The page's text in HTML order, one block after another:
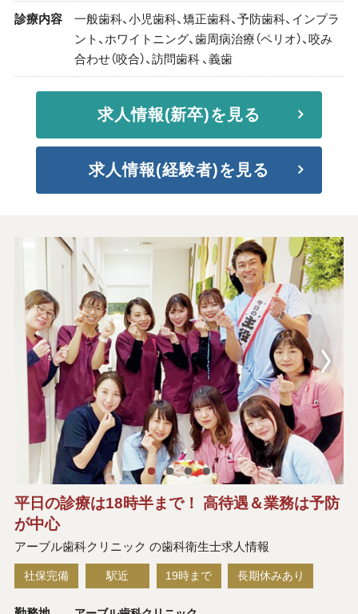
診療内容
一般歯科、小児歯科、矯正歯科、予防歯科、インプラ
ント、ホワイトニング、歯周病治療（ペリオ）、咬み
合わせ（咬合）、訪問歯科 、義歯
求人情報(新卒)を見る
求人情報(経験者)を見る
平日の診療は18時半まで！ 高待遇＆業務は予防
が中心
アーブル歯科クリニック の歯科衛生士求人情報
社保完備 駅近 19時まで 長期休みあり